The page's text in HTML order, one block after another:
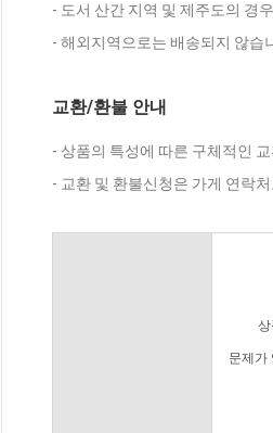
- 도서 산간 지역 및 제주도의 경
- 해외지역으로는 배송되지 않습
교환/환불 안내
- 상품의 특성에 따른 구체적인
- 교환 및 환불신청은 가게 연락
상
문제가